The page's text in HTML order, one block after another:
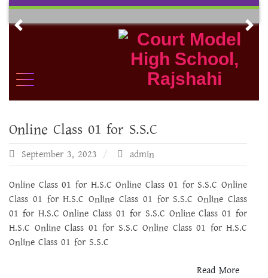
Skip
contentPrevious
Online Class 01 for S.S.C
September 3, 2023 admin
Online Class 01 for H.S.C Online Class 01 for S.S.C Online
Class 01 for H.S.C Online Class 01 for S.S.C Online Class
01 for H.S.C Online Class 01 for S.S.C Online Class 01 for
H.S.C Online Class 01 for S.S.C Online Class 01 for H.S.C
Online Class 01 for S.S.C
Read More